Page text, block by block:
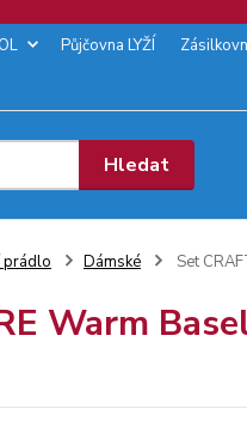
Půjčovna LYŽÍ
Hledat
prádlo Dámské Set
Warm